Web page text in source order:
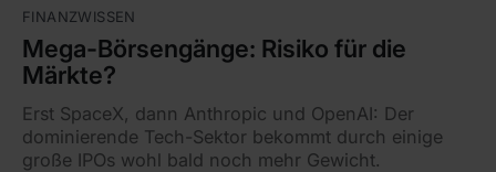
FINANZWISSEN
Mega-Börsengänge: Risiko für die
Märkte?
Erst SpaceX, dann Anthropic und OpenAI: Der
dominierende Tech-Sektor bekommt durch einige
große IPOs wohl bald noch mehr Gewicht.